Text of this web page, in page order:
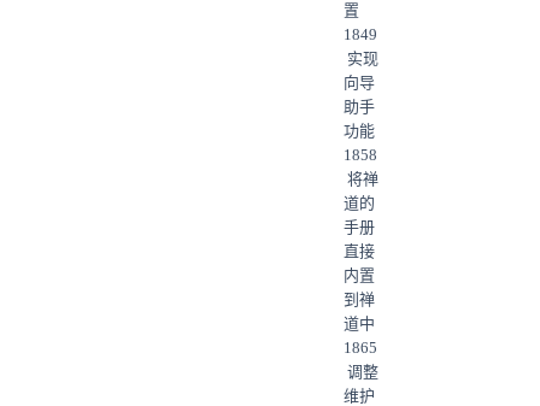
置
1849
实现
向导
助手
功能
1858
将禅
道的
手册
直接
内置
到禅
道中
1865
调整
维护